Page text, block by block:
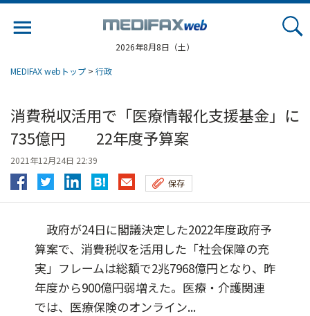
2026年8月8日（土）
MEDIFAX webトップ > 行政
消費税収活用で「医療情報化支援基金」に
735億円 22年度予算案
2021年12月24日 22:39
保存
政府が24日に閣議決定した2022年度政府予
算案で、消費税収を活用した「社会保障の充
実」フレームは総額で2兆7968億円となり、昨
年度から900億円弱増えた。医療・介護関連
では、医療保険のオンライン...